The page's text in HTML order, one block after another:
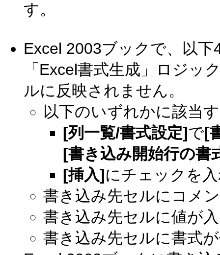
す。
Excel 2003ブックで、以
「Excel書式生成」ロジッ
ルに反映されません。
以下のいずれかに該当
[列一覧/書式設定]で[
[書き込み開始行の書
[挿入]にチェックを
書き込み先セルにコメ
書き込み先セルに値が
書き込み先セルに書式